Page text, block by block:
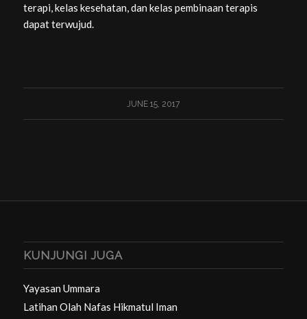
terapi, kelas kesehatan, dan kelas pembinaan terapis
dapat terwujud.
JUNE 15, 2017
KUNJUNGI JUGA
Yayasan Ummara
Latihan Olah Nafas Hikmatul Iman